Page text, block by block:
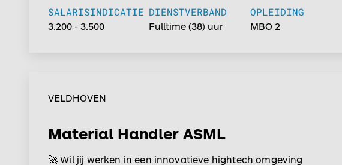
Magazijnmedewerker bij ASML in Veldhoven iets voor jou!
Binnen ASML zorg jij ervoor dat materialen en onderdelen
bedrijven ter wereld....
SALARISINDICATIE
3.200 - 3.500
DIENSTVERBAND
Fulltime (38) uur
OPLEIDING
MBO 2
VELDHOVEN
Material Handler ASML
🚀 Wil jij werken in een innovatieve hightech omgeving